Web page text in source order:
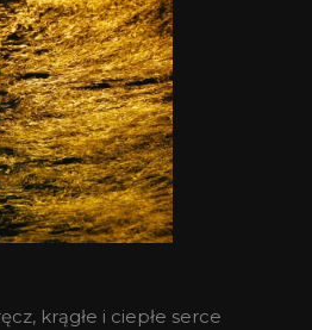
krągłe i ciepłe serce